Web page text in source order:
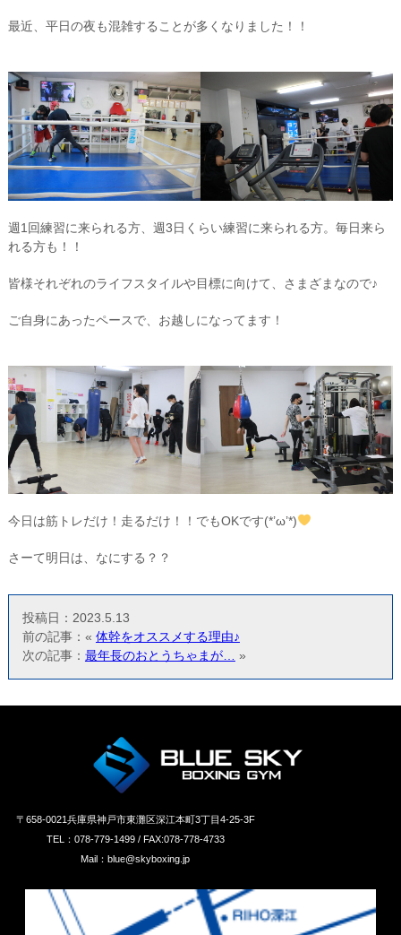
最近、平日の夜も混雑することが多くなりました！！
週1回練習に来られる方、週3日くらい練習に来られる方。毎日来ら
れる方も！！
皆様それぞれのライフスタイルや目標に向けて、さまざまなので♪
ご自身にあったペースで、お越しになってます！
今日は筋トレだけ！走るだけ！！でもOKです(*’ω’*)
さーて明日は、なにする？？
投稿日：2023.5.13
前の記事：« 体幹をオススメする理由♪
次の記事： 最年長のおとうちゃまが… »
〒658‐0021兵庫県神戸市東灘区深江本町3丁目4-25-3F
TEL：078-779-1499 / FAX:078-778-4733
Mail：blue@skyboxing.jp